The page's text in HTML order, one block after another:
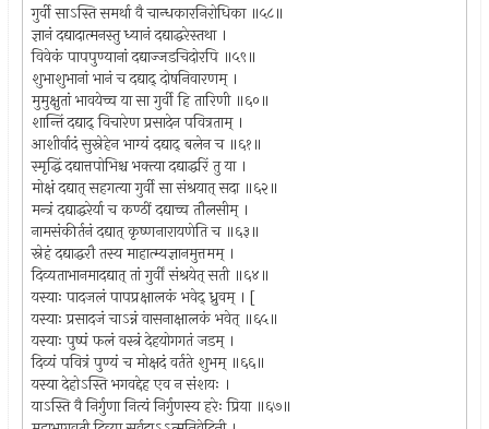
गुर्वी साऽस्ति समर्था वै चान्धकारनिरोधिका ॥५८॥
ज्ञानं दद्यादात्मनस्तु ध्यानं दद्याद्धरेस्तथा ।
विवेकं पापपुण्यानां दद्याज्जडचिदोरपि ॥५९॥
शुभाशुभानां भानं च दद्याद् दोषनिवारणम् ।
मुमुक्षुतां भावयेच्च या सा गुर्वी हि तारिणी ॥६०॥
शान्तिं दद्याद् विचारेण प्रसादेन पवित्रताम् ।
आशीर्वादं सुस्नेहेन भाग्यं दद्याद् बलेन च ॥६१॥
स्मृद्धिं दद्यात्तपोभिश्च भक्त्या दद्याद्धरिं तु या ।
मोक्षं दद्यात् सहगत्या गुर्वी सा संश्रयात् सदा ॥६२॥
मन्त्रं दद्याद्धरेर्या च कण्ठीं दद्याच्च तौलसीम् ।
नामसंकीर्तनं दद्यात् कृष्णनारायणेति च ॥६३॥
स्नेहं दद्याद्धरौ तस्य माहात्म्यज्ञानमुत्तमम् ।
दिव्यताभानमादद्यात् तां गुर्वीं संश्रयेत् सती ॥६४॥
यस्याः पादजलं पापप्रक्षालकं भवेद् ध्रुवम् । [
यस्याः प्रसादजं चाऽन्नं वासनाक्षालकं भवेत् ॥६५॥
यस्याः पुष्पं फलं वस्त्रं देहयोगगतं जडम् ।
दिव्यं पवित्रं पुण्यं च मोक्षदं वर्तते शुभम् ॥६६॥
यस्या देहोऽस्ति भगवद्देह एव न संशयः ।
याऽस्ति वै निर्गुणा नित्यं निर्गुणस्य हरेः प्रिया ॥६७॥